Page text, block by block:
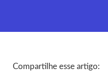
Compartilhe esse artigo: